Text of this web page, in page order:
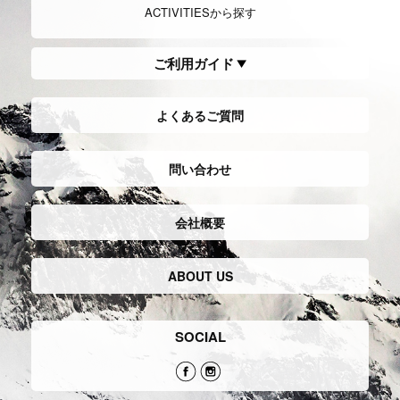
ACTIVITIESから探す
ご利用ガイド
よくあるご質問
問い合わせ
会社概要
ABOUT US
SOCIAL